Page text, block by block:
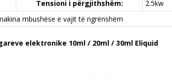
Tensioni i përgjithshëm:
2.5kw
mbushëse e vajit të ngrënshëm
elektronike 10ml / 20ml / 30ml Eliquid